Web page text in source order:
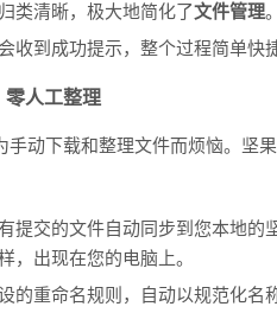
类清晰，极大地简化了文件管理。
收到成功提示，整个过程简单快
零人工整理
手动下载和整理文件而烦恼。坚
提交的文件自动同步到您本地
，出现在您的电脑上。
的重命名规则，自动以规范化